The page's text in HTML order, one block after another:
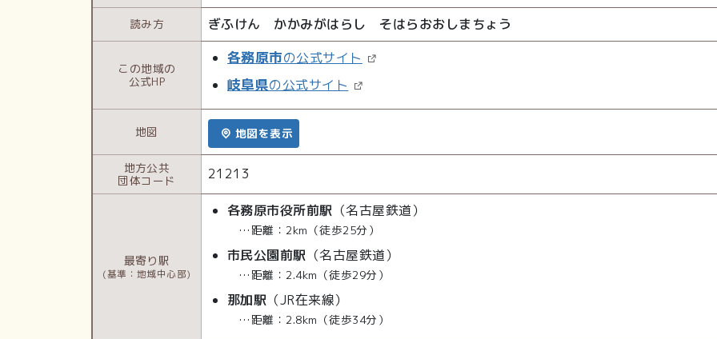
読み方 ぎふけん かかみがはらし そはらおおしまちょう
この地域の
公式HP
各務原市の公式サイト
岐阜県の公式サイト
地図 地図を表示
地方公共
団体コード
21213
最寄り駅
(基準：地域中心部)
各務原市役所前駅 （名古屋鉄道）
…距離：2km（徒歩25分）
市民公園前駅 （名古屋鉄道）
…距離：2.4km（徒歩29分）
那加駅 （JR在来線）
…距離：2.8km（徒歩34分）